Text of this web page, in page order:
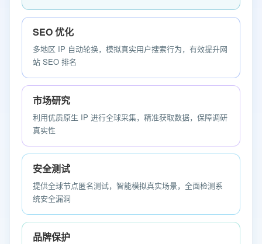
SEO 优化
多地区 IP 自动轮换，模拟真实用户搜索行为，有效提升网
站 SEO 排名
市场研究
利用优质原生 IP 进行全球采集，精准获取数据，保障调研
真实性
安全测试
提供全球节点匿名测试，智能模拟真实场景，全面检测系
统安全漏洞
品牌保护